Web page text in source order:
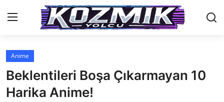
Anasayfa
İletişim
Anime
Beklentileri Boşa Çıkarmayan 10
Harika Anime!